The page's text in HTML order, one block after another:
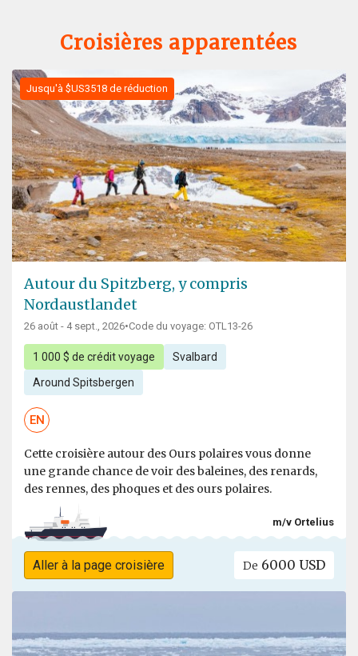
Croisières apparentées
Jusqu'à $US3518 de réduction
Autour du Spitzberg, y compris
Nordaustlandet
26 août - 4 sept., 2026•Code du voyage: OTL13-26
1 000 $ de crédit voyage Svalbard
Around Spitsbergen
EN
Cette croisière autour des Ours polaires vous donne
une grande chance de voir des baleines, des renards,
des rennes, des phoques et des ours polaires.
m/v Ortelius
Aller à la page croisière De 6000 USD